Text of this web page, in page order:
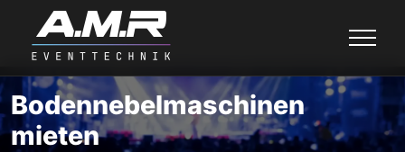
Bodennebelmaschinen
mieten